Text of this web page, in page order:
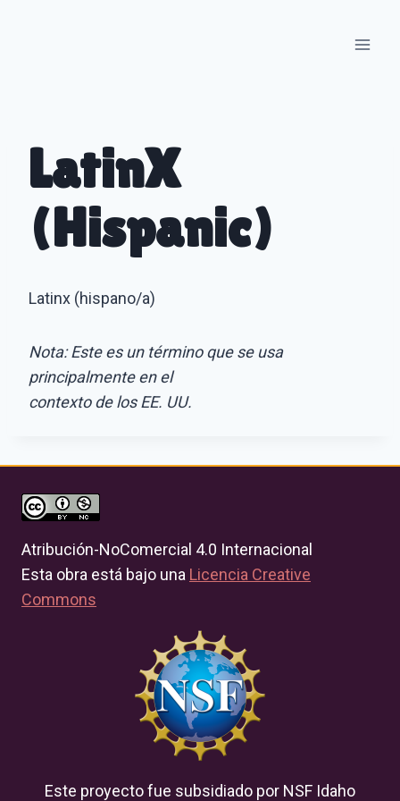
LatinX
(Hispanic)
Latinx (hispano/a)
Nota: Este es un término que se usa
principalmente en el
contexto de los EE. UU.
Atribución-NoComercial 4.0 Internacional
Esta obra está bajo una Licencia Creative
Commons
Este proyecto fue subsidiado por NSF Idaho